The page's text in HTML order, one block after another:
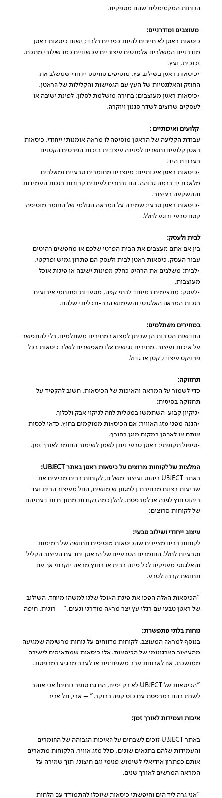
הנוחות המקסימלית שהם מספקים.
מעוצבים ומודרניים:
כיסאות ראטן לא חייבים להיות כפריים בלבד; ישנם כיסאות ראטן
מודרניים המשלבים אלמנטים עיצוביים עכשוויים כמו שילובי מתכת,
זכוכית, ועץ.
•כיסאות ראטן בשילוב עץ: מוסיפים טוויסט ייחודי שמשלב את
החוזק והאלגנטיות של העץ עם הגמישות והקלילות של הראטן.
•כיסאות ראטן מעוצבים: בחירה מושלמת לסלון, לפינת ישיבה או
לעסקים שרוצים לשדר סגנון ויוקרה.
קלועים ואיכותיים :
עבודת הקליעה של הראטן מוסיפה לו מראה אומנותי ייחודי. כיסאות
ראטן קלועים נחשבים לפנינה עיצובית בזכות הפרטים הקטנים
בעבודת היד.
•כיסאות ראטן איכותיים: מיוצרים מחומרים טבעיים ומשלבים
מלאכת יד ברמה גבוהה. הם נבחרים לעיתים קרובות בזכות העמידות
וההשקעה בעיצוב.
•כיסאות ראטן טבעי: שמירה על המראה הגולמי של החומר מוסיפה
קסם טבעי ורוגע לחלל.
לבית ולעסק:
בין אם אתם מעצבים את הבית הפרטי שלכם או מחפשים רהיטים
עבור העסק, כיסאות ראטן לבית ולעסק הם פתרון גמיש ופרקטי.
•לבית: משלבים את הרהיט כחלק מפינות ישיבה או פינות אוכל
מעוצבות.
•לעסק: מתאימים במיוחד לבתי קפה, מסעדות ומתחמי אירועים
בזכות המראה האלגנטי והשימוש הרב-תכליתי שלהם.
במחירים משתלמים:
החדשות הטובות הן שניתן למצוא במחירים משתלמים, בלי להתפשר
על איכות ועיצוב. מחירים נגישים אלו מאפשרים לשלב כיסאות בכל
פרויקט עיצובי, קטן או גדול.
תחזוקה:
כדי לשמור על המראה והאיכות של הכיסאות, חשוב להקפיד על
תחזוקה בסיסית:
•ניקיון קבוע: השתמשו במטלית לחה לניקוי אבק ולכלוך.
•הגנה מפני מזג האוויר: אם הכיסאות ממוקמים בחוץ, כדאי לכסות
אותם או לאחסן במקום מוגן בחורף.
•טיפול תקופתי: ראטן טבעי ניתן לשמן לשימור החומר לאורך זמן.
המלצות של לקוחות מרוצים על כיסאות ראטן באתר UBJECT:
באתר UBJECT ריהוט ועיצוב משלים, לקוחות רבים מביעים את
שביעות רצונם מבחירת ן למגוון שימושים, החל מעיצוב הבית ועד
ריהוט חוץ לגינה או למרפסת. להלן כמה נקודות מתוך חוות דעתיהם
של לקוחות מרוצים:
עיצוב ייחודי ושילוב טבעי:
לקוחות רבים מציינים שהכיסאות מוסיפים תחושה של חמימות
וטבעיות לחלל. החומרים הטבעיים של הראטן יחד עם העיצוב הקליל
והאלגנטי מעניקים לכל פינה בבית או בחוץ מראה יוקרתי אך עם
תחושת קרבה לטבע.
"הכיסאות האלה הפכו את פינת האוכל שלנו למשהו מיוחד. השילוב
של ראטן טבעי עם רגלי עץ יצר מראה מודרני ונעים." – רונית, חיפה
נוחות בלתי מתפשרת:
בנוסף למראה המעוצב, לקוחות מדווחים על נוחות מרשימה שמגיעה
מהעיצוב הארגונומי של הכיסאות. אלו כיסאות שמתאימים לישיבה
ממושכת, אם לארוחת ערב משפחתית או לערב מרגיע במרפסת.
"הכיסאות של UBJECT לא רק יפים, הם גם סופר נוחים! אני אוהב
לשבת בהם במרפסת עם כוס קפה בבוקר." – אבי, תל אביב
איכות ועמידות לאורך זמן:
באתר UBJECT זוכים לשבחים על האיכות הגבוהה של החומרים
והעמידות שלהם בתנאים שונים, כולל מזג אוויר. הלקוחות מתארים
אותם כפתרון אידיאלי לשימוש פנימי וגם חיצוני, תוך שמירה על
המראה המרשים לאורך שנים.
"אני גרה ליד הים וחיפשתי כיסאות שיוכלו להתמודד עם הלחות